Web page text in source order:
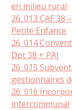
en milieu rural
26_013 CAF
Petite Enfance
26_014
Dpt 38 + PAJ
26_015
gestionnaires
26_016
intercommunal